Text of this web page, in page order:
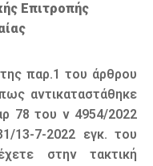
Επιτροπής
παρ.1 του άρθρου
αντικαταστάθηκε
78 του ν 4954/2022
13-7-2022 εγκ. του
στην τακτική